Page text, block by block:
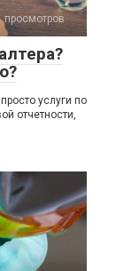
просмотров
услуги по
отчетности,